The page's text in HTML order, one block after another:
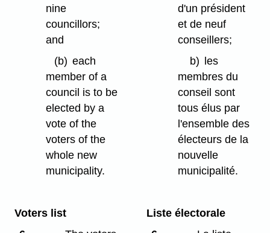
nine
councillors;
and
(b) each
member of a
council is to be
elected by a
vote of the
voters of the
whole new
municipality.
d'un président
et de neuf
conseillers;
b) les
membres du
conseil sont
tous élus par
l'ensemble des
électeurs de la
nouvelle
municipalité.
Voters list
Liste électorale